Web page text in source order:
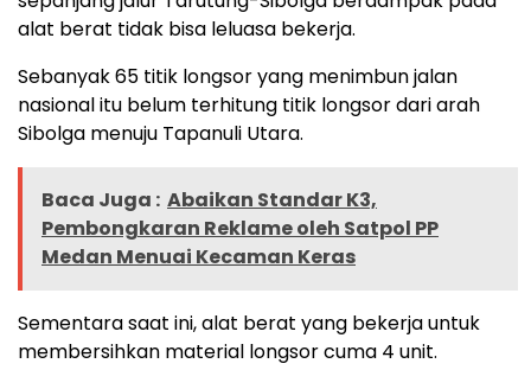
alat berat tidak bisa leluasa bekerja.
Sebanyak 65 titik longsor yang menimbun jalan
nasional itu belum terhitung titik longsor dari arah
Sibolga menuju Tapanuli Utara.
Baca Juga : Abaikan Standar K3,
Pembongkaran Reklame oleh Satpol PP
Medan Menuai Kecaman Keras
Sementara saat ini, alat berat yang bekerja untuk
membersihkan material longsor cuma 4 unit.